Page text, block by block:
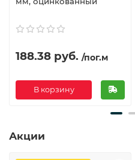
188.38 руб. /пог.м
В корзину
Акции